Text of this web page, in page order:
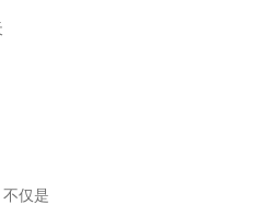
仅是